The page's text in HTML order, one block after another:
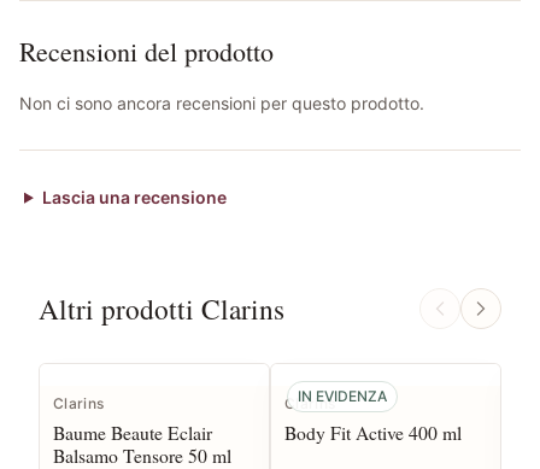
Recensioni del prodotto
Non ci sono ancora recensioni per questo prodotto.
Lascia una recensione
Altri prodotti Clarins
Clarins
Baume Beaute Eclair
Balsamo Tensore 50 ml
IN EVIDENZA
Clarins
Body Fit Active 400 ml